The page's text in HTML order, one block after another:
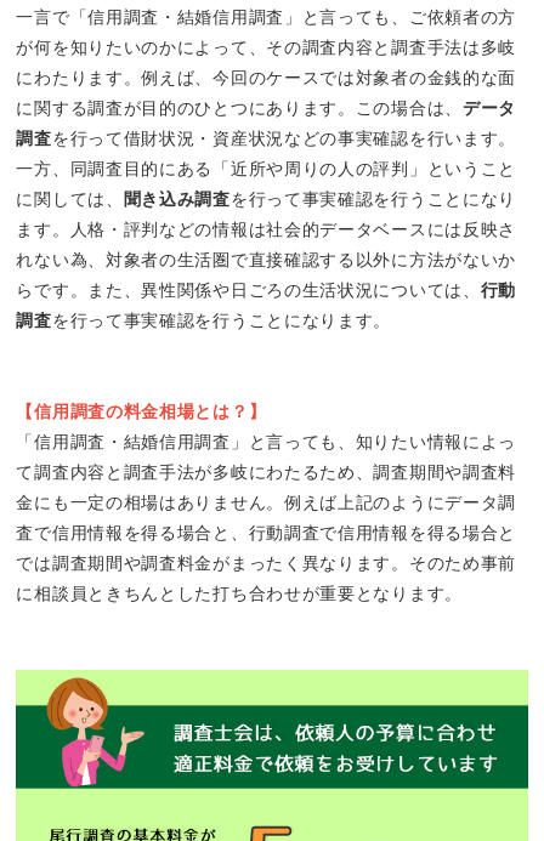
一言で「信用調査・結婚信用調査」と言っても、ご依頼者の方
が何を知りたいのかによって、その調査内容と調査手法は多岐
にわたります。例えば、今回のケースでは対象者の金銭的な面
に関する調査が目的のひとつにあります。この場合は、 データ
調査を行って借財状況・資産状況などの事実確認を行います。
一方、同調査目的にある「近所や周りの人の評判」ということ
に関しては、
聞き込み調査を行って事実確認を行うことになり
ます。人格・評判などの情報は社会的データベースには反映さ
れない為、対象者の生活圏で直接確認する以外に方法がないか
らです。また、異性関係や日ごろの生活状況については、 行動
調査を行って事実確認を行うことになります。
【信用調査の料金相場とは？】
「信用調査・結婚信用調査」と言っても、知りたい情報によっ
て調査内容と調査手法が多岐にわたるため、調査期間や調査料
金にも一定の相場はありません。例えば上記のようにデータ調
査で信用情報を得る場合と、行動調査で信用情報を得る場合と
では調査期間や調査料金がまったく異なります。そのため事前
に相談員ときちんとした打ち合わせが重要となります。